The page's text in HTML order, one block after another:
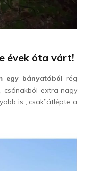
évek óta várt!
egy bányatóból rég
csónakból extra nagy
is „csak”átlépte a